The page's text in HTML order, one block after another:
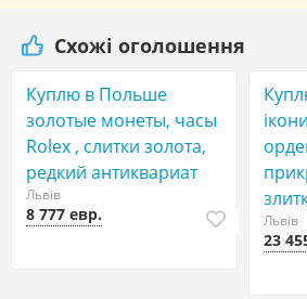
Схожі оголошення
Куплю в Польше
золотые монеты, часы
Rolex , слитки золота,
редкий антиквариат
Львів
8 777 евр. Львів
23